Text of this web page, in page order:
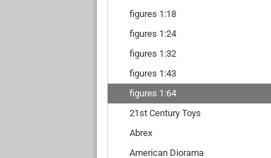
figures 1:18
figures 1:24
figures 1:32
figures 1:43
figures 1:64
21st Century Toys
Abrex
American Diorama